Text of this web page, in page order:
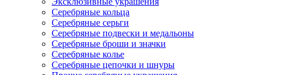
Серебряные кольца
Серебряные серьги
Серебряные подвески и медальоны
Серебряные броши и значки
Серебряные колье
Серебряные цепочки и шнуры